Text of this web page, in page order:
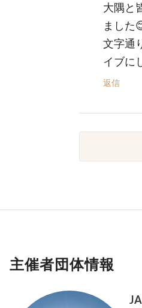
大隅と
ました
文字通
イブに
返信
主催者団体情報